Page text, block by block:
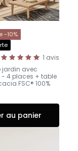
-10%
1 avis
jardin avec
- 4 places + table
FSC® 100%
au panier